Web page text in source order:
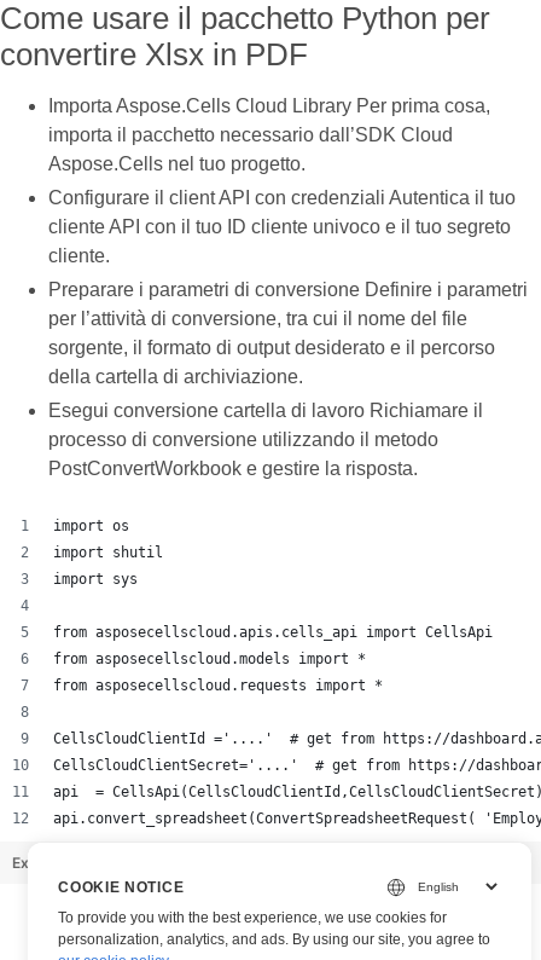
Come usare il pacchetto Python per
convertire Xlsx in PDF
Importa Aspose.Cells Cloud Library Per prima cosa,
importa il pacchetto necessario dall’SDK Cloud
Aspose.Cells nel tuo progetto.
Configurare il client API con credenziali Autentica il tuo
cliente API con il tuo ID cliente univoco e il tuo segreto
cliente.
Preparare i parametri di conversione Definire i parametri
per l’attività di conversione, tra cui il nome del file
sorgente, il formato di output desiderato e il percorso
della cartella di archiviazione.
Esegui conversione cartella di lavoro Richiamare il
processo di conversione utilizzando il metodo
PostConvertWorkbook e gestire la risposta.
import os
import shutil
import sys
from asposecellscloud.apis.cells_api import CellsApi
from asposecellscloud.models import *
from asposecellscloud.requests import *
CellsCloudClientId ='....'  # get from https://
CellsCloudClientSecret='....'  # get from https://
api  =
api.convert_spreadsheet(ConvertSpreadsheetRequest(
Example_AvailableSDKs.py
COOKIE NOTICE
To provide you with the best experience, we use cookies for
personalization, analytics, and ads. By using our site, you agree to